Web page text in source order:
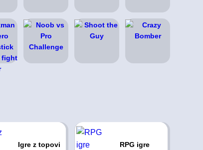
Igre z topovi RPG igre